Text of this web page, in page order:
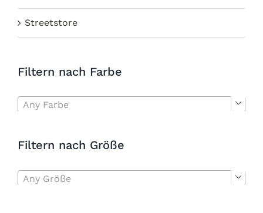
Streetstore
Filtern nach Farbe
Any Farbe 
Filtern nach Größe
Any Größe 